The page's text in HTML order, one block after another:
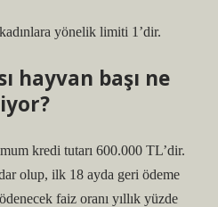
yönelik limiti 1’dir.
hayvan başı ne
kredi tutarı 600.000 TL’dir.
olup, ilk 18 ayda geri ödeme
faiz oranı yıllık yüzde